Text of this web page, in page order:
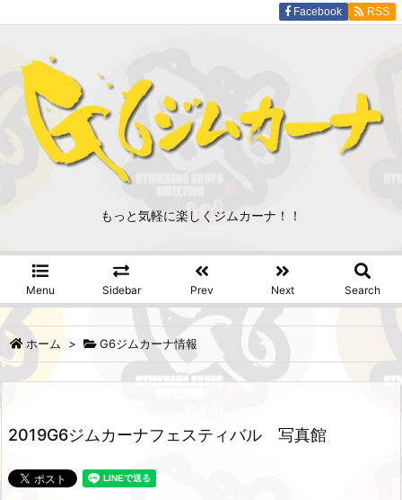
もっと気軽に楽しくジムカーナ！！
Menu Sidebar Prev Next Search
Facebook RSS
ホーム > G6ジムカーナ情報
2019G6ジムカーナフェスティバル 写真館